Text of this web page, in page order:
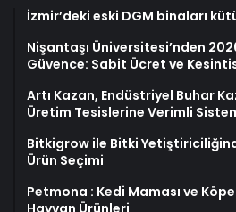
Artı Kazan, Endüstriyel Buhar
Üretim Tesislerine Verimli
Bitkigrow ile Bitki
Petmona : Kedi Maması ve
Sitemap XML |RSS Feed|Robots|